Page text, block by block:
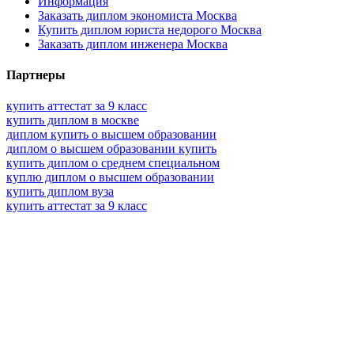
Заказать диплом экономиста Москва
Купить диплом юриста недорого Москва
Заказать диплом инженера Москва
Партнеры
купить аттестат за 9 класс
купить диплом в москве
диплом купить о высшем образовании
диплом о высшем образовании купить
купить диплом о среднем специальном
куплю диплом о высшем образовании
купить диплом вуза
купить аттестат за 9 класс